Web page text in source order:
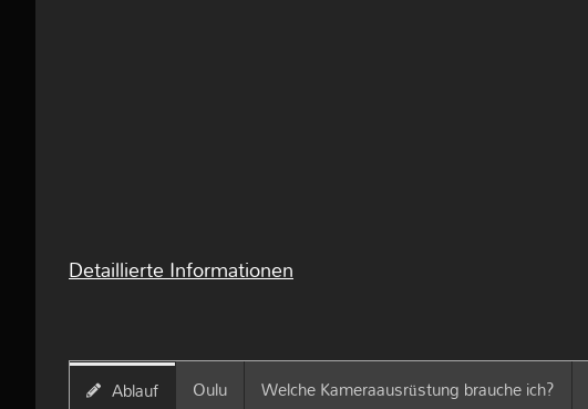
Detaillierte Informationen
Ablauf Oulu Welche Kameraausrüstung brauche ich?